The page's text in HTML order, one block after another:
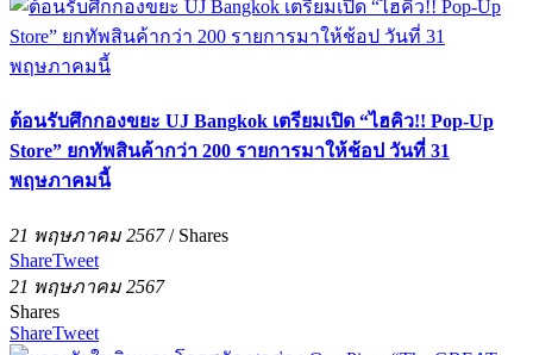
ต้อนรับศึกกองขยะ UJ Bangkok เตรียมเปิด “ไฮคิว!! Pop-Up
Store” ยกทัพสินค้ากว่า 200 รายการมาให้ช้อป วันที่ 31
พฤษภาคมนี้
21 พฤษภาคม 2567/ Shares
ShareTweet
21 พฤษภาคม 2567
Shares
ShareTweet